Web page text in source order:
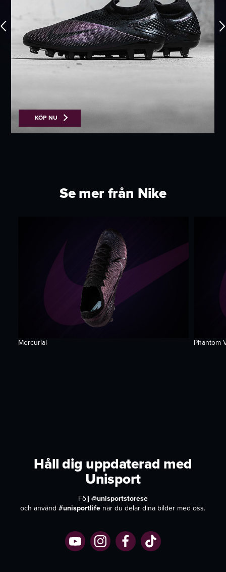
KÖP NU
Se mer från Nike
Mercurial Phantom
Håll dig uppdaterad med
Unisport
Följ @unisportstorese
och använd#unisportlife när du delar dina bilder med oss.